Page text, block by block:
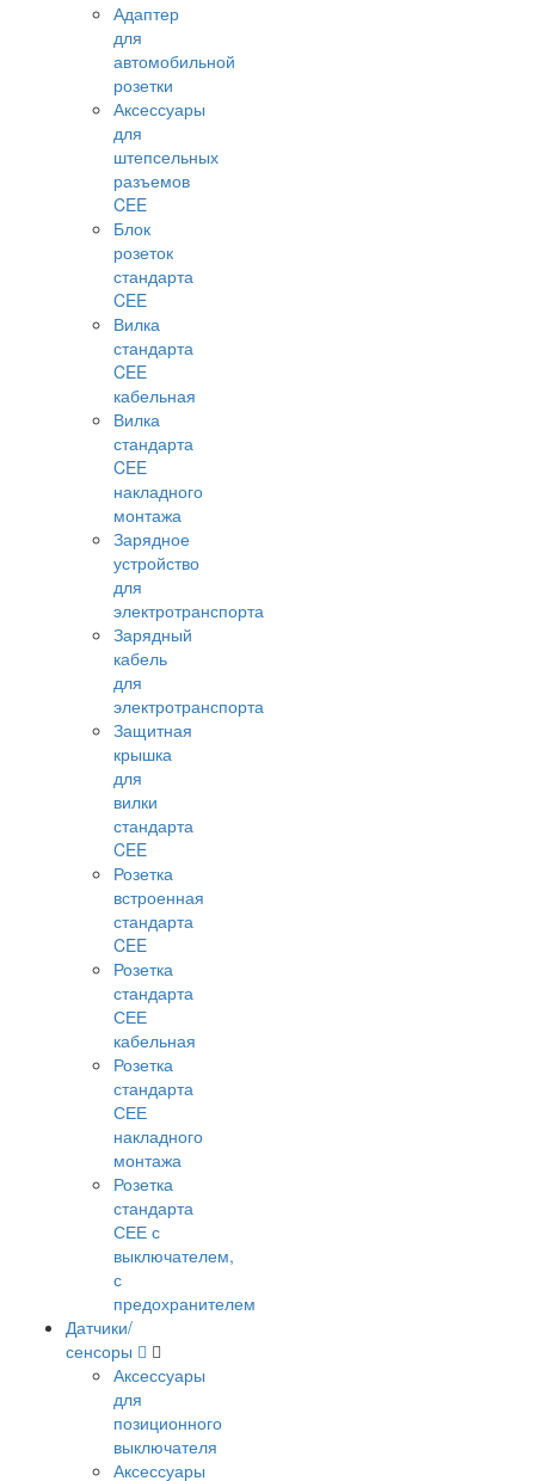
Адаптер
для
автомобильной
розетки
Аксессуары
для
штепсельных
разъемов
CEE
Блок
розеток
стандарта
CEE
Вилка
стандарта
CEE
кабельная
Вилка
стандарта
CEE
накладного
монтажа
Зарядное
устройство
для
электротранспорта
Зарядный
кабель
для
электротранспорта
Защитная
крышка
для
вилки
стандарта
CEE
Розетка
встроенная
стандарта
CEE
Розетка
стандарта
СЕЕ
кабельная
Розетка
стандарта
СЕЕ
накладного
монтажа
Розетка
стандарта
СЕЕ с
выключателем,
с
предохранителем
Датчики/
сенсоры
Аксессуары
для
позиционного
выключателя
Аксессуары